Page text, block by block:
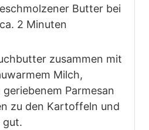
Butter bei
2 Minuten
zusammen mit
Milch,
Parmesan
zu den Kartoffeln und
gut.